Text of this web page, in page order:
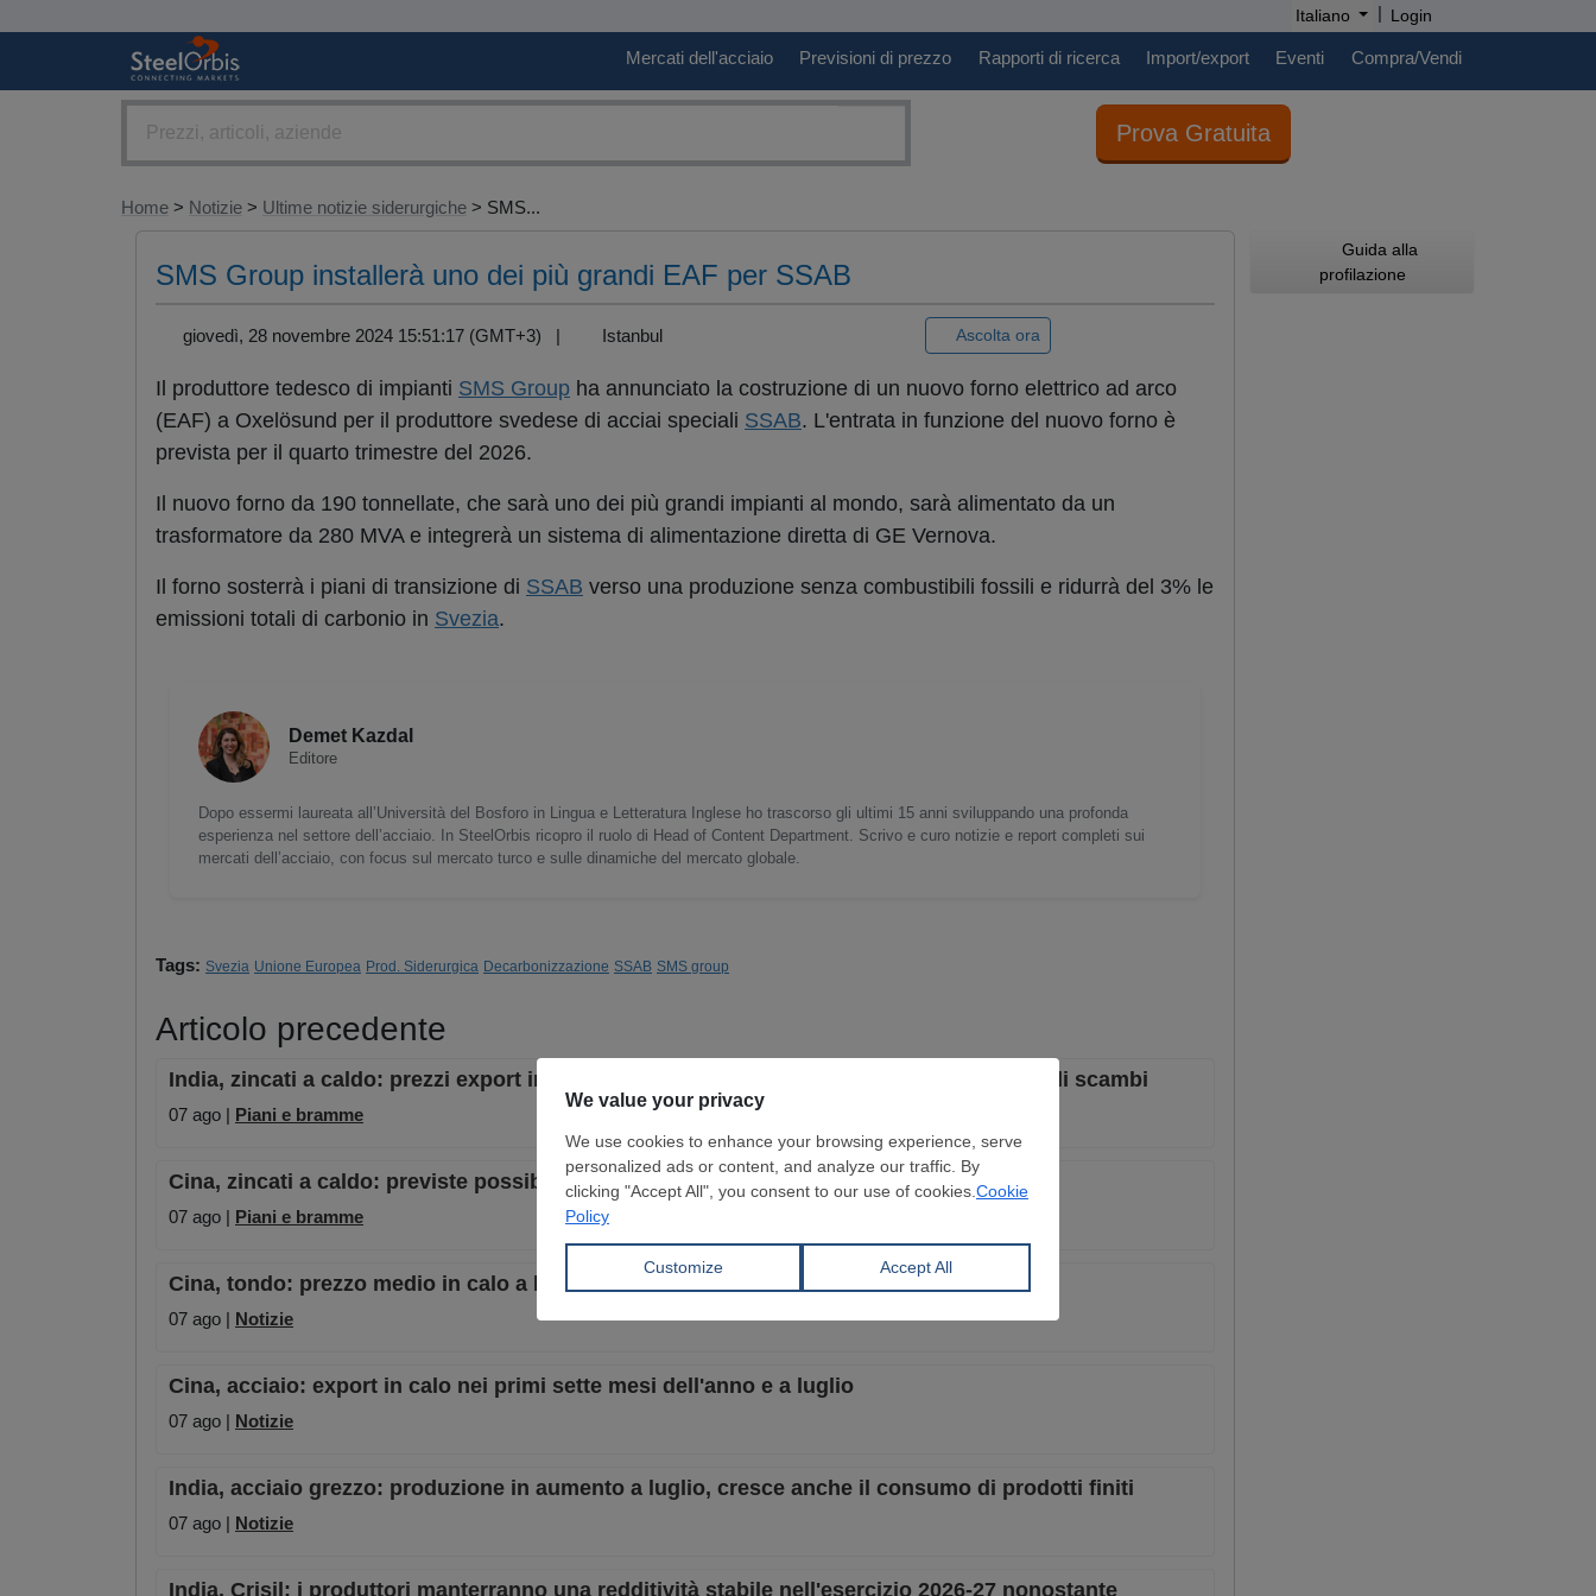
Italiano | Login
Mercati dell'acciaio Previsioni di prezzo Rapporti di ricerca Import/export Eventi Compra/Vendi
Prova Gratuita
Home > Notizie > Ultime notizie siderurgiche > SMS...
SMS Group installerà uno dei più grandi EAF per SSAB
giovedì, 28 novembre 2024 15:51:17 (GMT+3) | Istanbul Ascolta ora
Il produttore tedesco di impianti SMS Group ha annunciato la costruzione di un nuovo forno elettrico ad arco
(EAF) a Oxelösund per il produttore svedese di acciai speciali SSAB. L'entrata in funzione del nuovo forno è
prevista per il quarto trimestre del 2026.
Il nuovo forno da 190 tonnellate, che sarà uno dei più grandi impianti al mondo, sarà alimentato da un
trasformatore da 280 MVA e integrerà un sistema di alimentazione diretta di GE Vernova.
Il forno sosterrà i piani di transizione di SSAB verso una produzione senza combustibili fossili e ridurrà del 3% le
emissioni totali di carbonio in Svezia.
Demet Kazdal
Editore
Dopo essermi laureata all’Università del Bosforo in Lingua e Letteratura Inglese ho trascorso gli ultimi 15 anni sviluppando una profonda
esperienza nel settore dell’acciaio. In SteelOrbis ricopro il ruolo di Head of Content Department. Scrivo e curo notizie e report completi sui
mercati dell’acciaio, con focus sul mercato turco e sulle dinamiche del mercato globale.
Tags: Svezia Unione Europea Prod. Siderurgica Decarbonizzazione SSAB SMS group
Articolo precedente
India, zincati a caldo: prezzi export in crescita, ma le basse offerte d'acquisto limitano gli scambi
07 ago | Piani e bramme
Cina, zincati a caldo: previste possibili variazioni dei prezzi export, scorte contenute
07 ago | Piani e bramme
Cina, tondo: prezzo medio in calo a luglio 2026 su base mensile
07 ago | Notizie
Cina, acciaio: export in calo nei primi sette mesi dell'anno e a luglio
07 ago | Notizie
India, acciaio grezzo: produzione in aumento a luglio, cresce anche il consumo di prodotti finiti
07 ago | Notizie
India, Crisil: i produttori manterranno una redditività stabile nell'esercizio 2026-27 nonostante
Guida alla
profilazione